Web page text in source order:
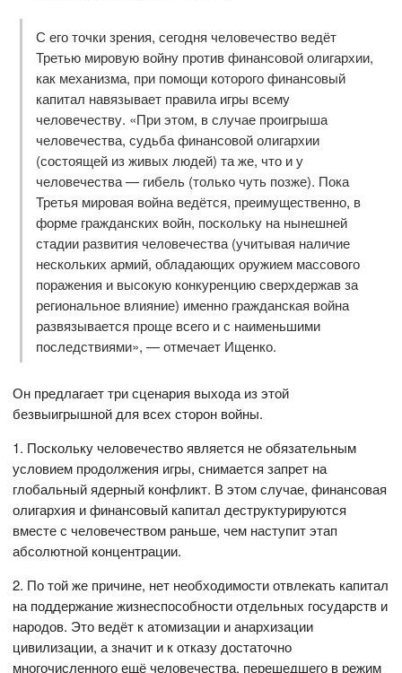
С его точки зрения, сегодня человечество ведёт
Третью мировую войну против финансовой олигархии,
как механизма, при помощи которого финансовый
капитал навязывает правила игры всему
человечеству. «При этом, в случае проигрыша
человечества, судьба финансовой олигархии
(состоящей из живых людей) та же, что и у
человечества — гибель (только чуть позже). Пока
Третья мировая война ведётся, преимущественно, в
форме гражданских войн, поскольку на нынешней
стадии развития человечества (учитывая наличие
нескольких армий, обладающих оружием массового
поражения и высокую конкуренцию сверхдержав за
региональное влияние) именно гражданская война
развязывается проще всего и с наименьшими
последствиями», — отмечает Ищенко.
Он предлагает три сценария выхода из этой
безвыигрышной для всех сторон войны.
1. Поскольку человечество является не обязательным
условием продолжения игры, снимается запрет на
глобальный ядерный конфликт. В этом случае, финансовая
олигархия и финансовый капитал деструктурируются
вместе с человечеством раньше, чем наступит этап
абсолютной концентрации.
2. По той же причине, нет необходимости отвлекать капитал
на поддержание жизнеспособности отдельных государств и
народов. Это ведёт к атомизации и анархизации
цивилизации, а значит и к отказу достаточно
многочисленного ещё человечества, перешедшего в режим